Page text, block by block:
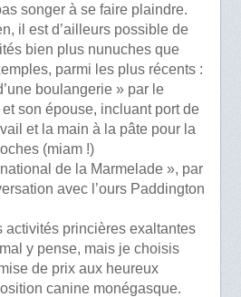
songer à se faire plaindre.
il est d’ailleurs possible de
bien plus nunuches que
parmi les plus récents :
boulangerie » par le
son épouse, incluant port de
et la main à la pâte pour la
(miam !)
de la Marmelade », par
avec l’ours Paddington
activités princières exaltantes
y pense, mais je choisis
de prix aux heureux
canine monégasque.